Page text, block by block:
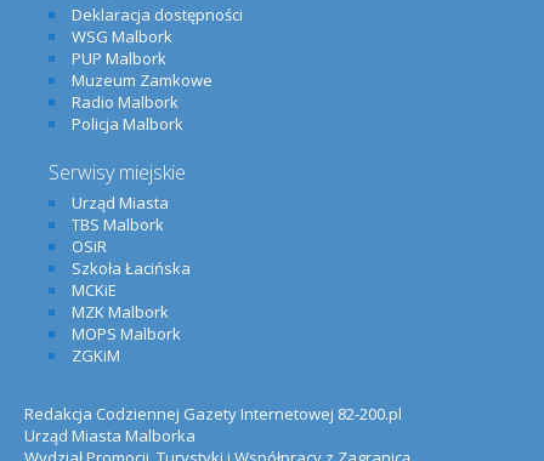
Deklaracja dostępności
WSG Malbork
PUP Malbork
Muzeum Zamkowe
Radio Malbork
Policja Malbork
Serwisy miejskie
Urząd Miasta
TBS Malbork
OSiR
Szkoła Łacińska
MCKiE
MZK Malbork
MOPS Malbork
ZGKiM
Redakcja Codziennej Gazety Internetowej 82-200.pl
Urząd Miasta Malborka